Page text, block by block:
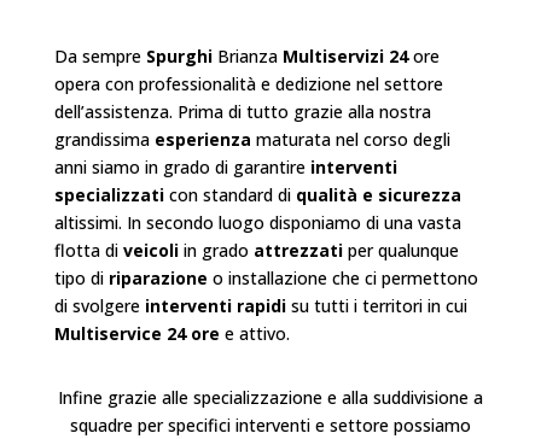
Da sempre Spurghi Brianza Multiservizi 24ore
opera con professionalità e dedizione nel settore
dell’assistenza. Prima di tutto grazie alla nostra
grandissima esperienza maturata nel corso degli
anni siamo in grado di garantire interventi
specializzaticon standard di qualità e sicurezza
altissimi. In secondo luogo disponiamo di una vasta
flotta di veicoliin grado attrezzatiper qualunque
tipo di riparazione o installazioneche ci permettono
di svolgere interventi rapidisu tutti i territori in cui
Multiservice 24 ore e attivo.
Infine grazie alle specializzazione e alla suddivisione a
squadre per specifici interventi e settore possiamo